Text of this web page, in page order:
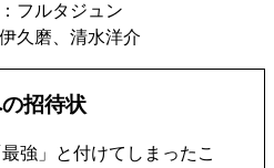
フルタジュン
久磨、清水洋介
招待状
強」と付けてしまったこ